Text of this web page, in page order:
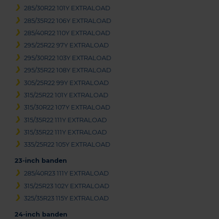
285/30R22 101Y EXTRALOAD
285/35R22 106Y EXTRALOAD
285/40R22 110Y EXTRALOAD
295/25R22 97Y EXTRALOAD
295/30R22 103Y EXTRALOAD
295/35R22 108Y EXTRALOAD
305/25R22 99Y EXTRALOAD
315/25R22 101Y EXTRALOAD
315/30R22 107Y EXTRALOAD
315/35R22 111Y EXTRALOAD
315/35R22 111Y EXTRALOAD
335/25R22 105Y EXTRALOAD
23-inch banden
285/40R23 111Y EXTRALOAD
315/25R23 102Y EXTRALOAD
325/35R23 115Y EXTRALOAD
24-inch banden